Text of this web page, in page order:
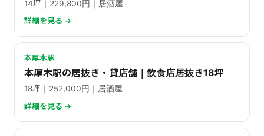
14坪｜229,800円｜居酒屋
詳細を見る →
本厚木駅
本厚木駅の居抜き・貸店舗｜飲食店居抜き18坪
18坪｜252,000円｜居酒屋
詳細を見る →